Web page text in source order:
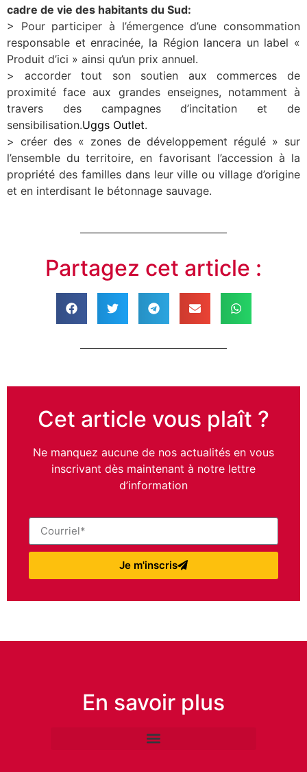
cadre de vie des habitants du Sud:
> Pour participer à l’émergence d’une consommation
responsable et enracinée, la Région lancera un label «
Produit d’ici » ainsi qu’un prix annuel.
> accorder tout son soutien aux commerces de
proximité face aux grandes enseignes, notamment à
travers des campagnes d’incitation et de
sensibilisation.Uggs Outlet.
> créer des « zones de développement régulé » sur
l’ensemble du territoire, en favorisant l’accession à la
propriété des familles dans leur ville ou village d’origine
et en interdisant le bétonnage sauvage.
Partagez cet article :
Cet article vous plaît ?
Ne manquez aucune de nos actualités en vous
inscrivant dès maintenant à notre lettre
d’information
Je m'inscris
En savoir plus